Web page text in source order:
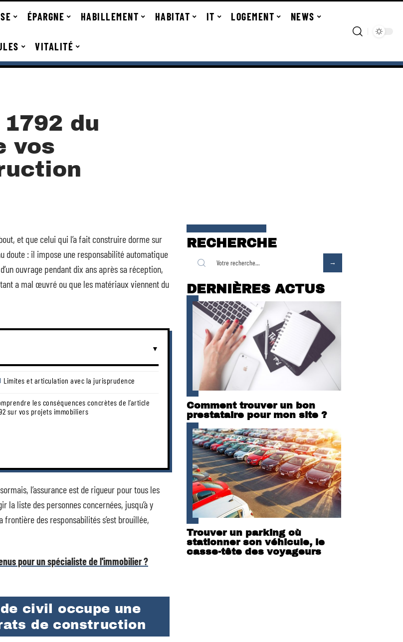
ÉPARGNE HABILLEMENT HABITAT IT LOGEMENT NEWS
VITALITÉ
du
vos
et que celui qui l’a fait construire dorme sur
doute : il impose une responsabilité automatique
ouvrage pendant dix ans après sa réception,
a mal œuvré ou que les matériaux viennent du
Limites et articulation avec la jurisprudence
les conséquences concrètes de l’article
sur vos projets immobiliers
l’assurance est de rigueur pour tous les
la liste des personnes concernées, jusqu’à y
des responsabilités s’est brouillée,
pour un spécialiste de l'immobilier ?
civil occupe une
de construction
RECHERCHE
DERNIÈRES ACTUS
Comment trouver un bon
prestataire pour mon site ?
Trouver un parking où
stationner son véhicule, le
casse-tête des voyageurs